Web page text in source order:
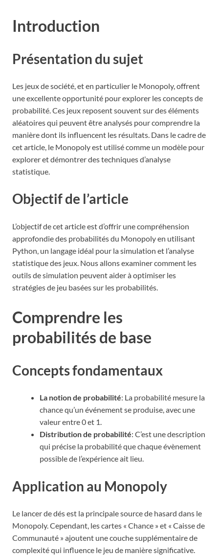
Introduction
Présentation du sujet
Les jeux de société, et en particulier le Monopoly, offrent
une excellente opportunité pour explorer les concepts de
probabilité. Ces jeux reposent souvent sur des éléments
aléatoires qui peuvent être analysés pour comprendre la
manière dont ils influencent les résultats. Dans le cadre de
cet article, le Monopoly est utilisé comme un modèle pour
explorer et démontrer des techniques d’analyse
statistique.
Objectif de l’article
L’objectif de cet article est d’offrir une compréhension
approfondie des probabilités du Monopoly en utilisant
Python, un langage idéal pour la simulation et l’analyse
statistique des jeux. Nous allons examiner comment les
outils de simulation peuvent aider à optimiser les
stratégies de jeu basées sur les probabilités.
Comprendre les
probabilités de base
Concepts fondamentaux
La notion de probabilité: La probabilité mesure la
chance qu’un événement se produise, avec une
valeur entre 0 et 1.
Distribution de probabilité: C’est une description
qui précise la probabilité que chaque évènement
possible de l’expérience ait lieu.
Application au Monopoly
Le lancer de dés est la principale source de hasard dans le
Monopoly. Cependant, les cartes « Chance » et « Caisse de
Communauté » ajoutent une couche supplémentaire de
complexité qui influence le jeu de manière significative.